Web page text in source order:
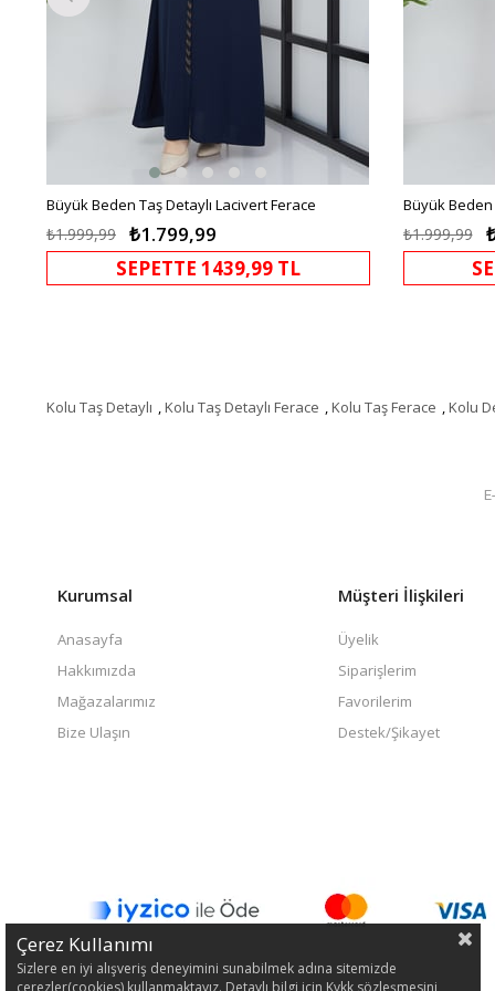
Büyük Beden Taş Detaylı Lacivert Ferace
₺1.799,99
₺1.999,99
SEPETTE 1439,99 TL
Büyük Beden
₺1.999,99
Kolu Taş Detaylı ,Kolu Taş Detaylı Ferace ,Kolu Taş Ferace ,Kolu
Kurumsal
Anasayfa
Hakkımızda
Mağazalarımız
Bize Ulaşın
Müşteri İlişkileri
Üyelik
Siparişlerim
Favorilerim
Destek/Şikayet
Çerez Kullanımı
Sizlere en iyi alışveriş deneyimini sunabilmek adına sitemizde
çerezler(cookies) kullanmaktayız. Detaylı bilgi için Kvkk sözleşmesini